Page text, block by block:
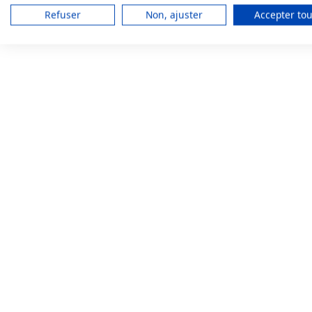
Refuser Non, ajuster Accepter